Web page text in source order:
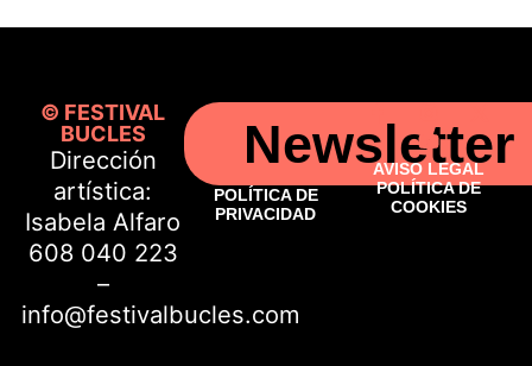
© FESTIVAL
BUCLES
Dirección
artística:
Isabela Alfaro
608 040 223
–
info@festivalbucles.com
Newsletter
POLÍTICA DE
PRIVACIDAD
AVISO LEGAL
POLÍTICA DE
COOKIES